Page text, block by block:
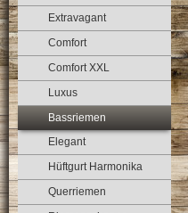
Extravagant
Comfort
Comfort XXL
Luxus
Bassriemen
Elegant
Hüftgurt Harmonika
Querriemen